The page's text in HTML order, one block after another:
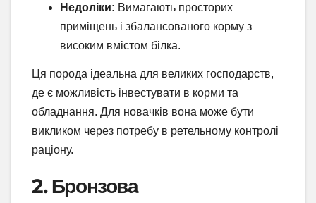
Недоліки: Вимагають просторих
приміщень і збалансованого корму з
високим вмістом білка.
Ця порода ідеальна для великих господарств,
де є можливість інвестувати в корми та
обладнання. Для новачків вона може бути
викликом через потребу в ретельному контролі
раціону.
2. Бронзова